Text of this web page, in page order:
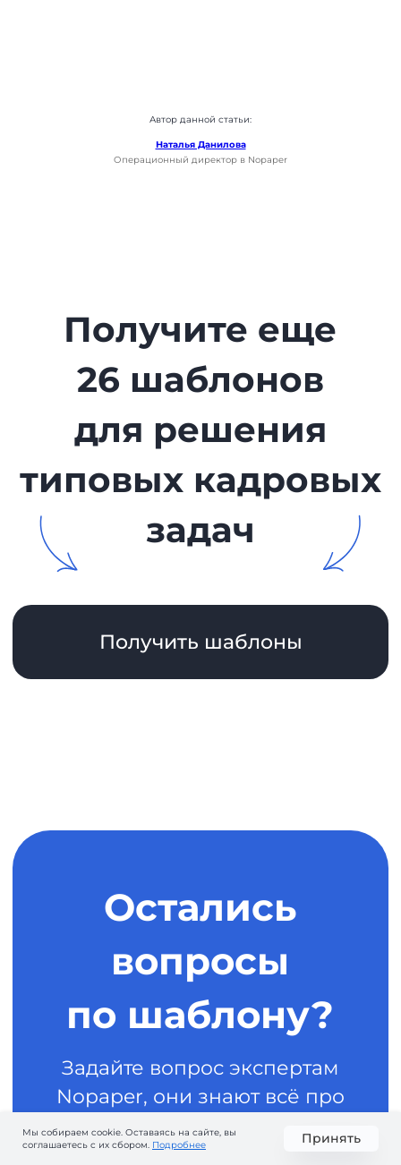
Автор данной статьи:
Наталья Данилова
Операционный директор в Nopaper
Мы собираем cookie. Оставаясь на сайте, вы
соглашаетесь с их сбором. Подробнее Принять